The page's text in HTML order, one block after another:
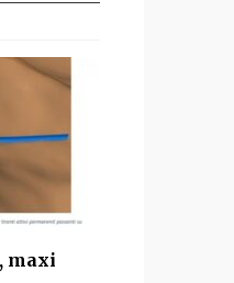
maxi